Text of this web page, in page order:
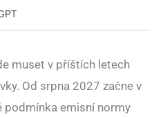
muset v příštích letech
Od srpna 2027 začne v
emisní normy